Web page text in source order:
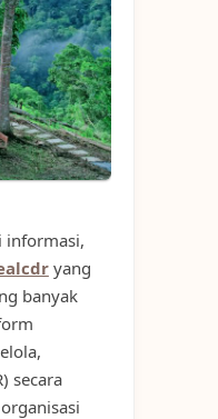
informasi,
yang
banyak
secara